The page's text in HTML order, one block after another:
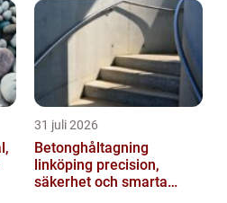
31 juli 2026
Betonghåltagning
linköping precision,
säkerhet och smarta